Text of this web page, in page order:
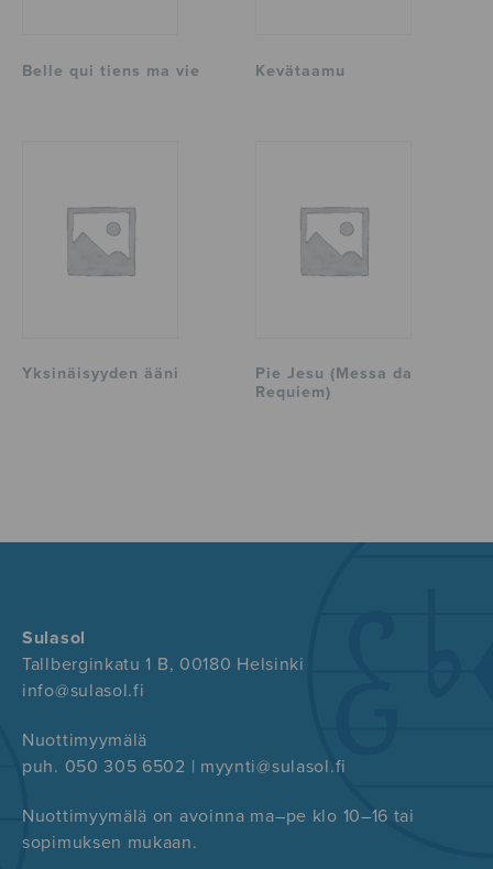
Belle qui tiens ma vie Kevätaamu
Yksinäisyyden ääni
Pie Jesu (Messa da
Requiem)
Sulasol
Tallberginkatu 1 B, 00180 Helsinki
info@sulasol.fi
Nuottimyymälä
puh. 050 305 6502 | myynti@sulasol.fi
Nuottimyymälä on avoinna ma–pe klo 10–16 tai
sopimuksen mukaan.